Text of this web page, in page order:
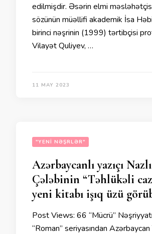
edilmişdir. Əsərin elmi
sözünün müəllifi akademik İsa
birinci nəşrinin (1999) tərtibçisi
Vilayət Quliyev, …
11 MAY 2023
"YENI NƏŞRLƏR"
Azərbaycanlı yazıçı Nazlı
Çələbinin “Təhlükəli
yeni kitabı işıq üzü
Post Views: 66 “Mücrü”
“Roman” seriyasından Azərbaycan